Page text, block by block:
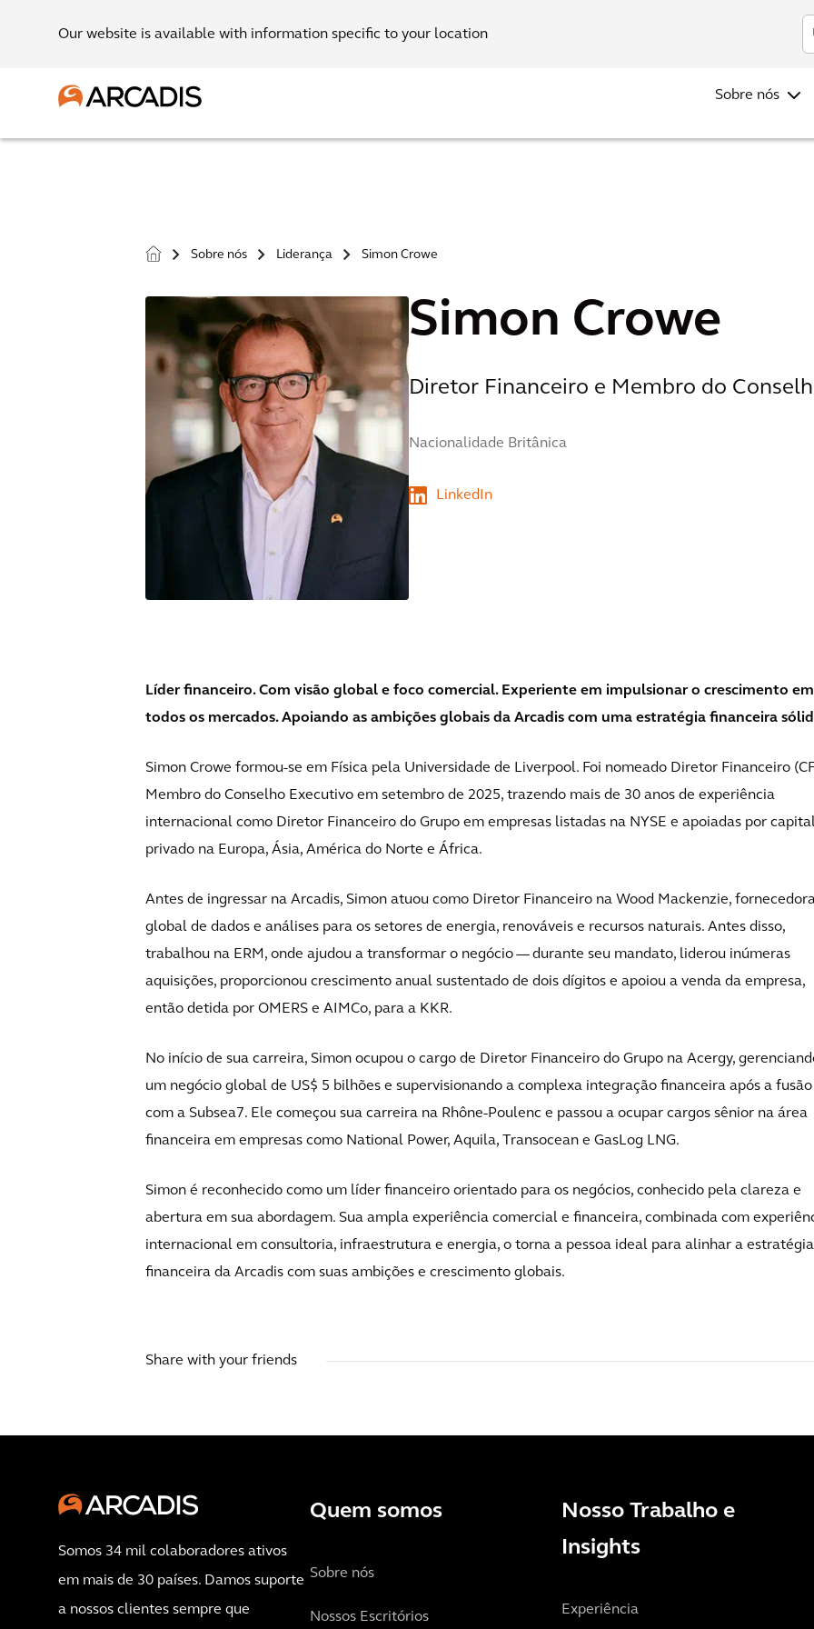
Our website is available with information specific to your location
Sobre nós
> Sobre nós > Liderança > Simon Crowe
Simon Crowe
Diretor Financeiro e Membro do
Nacionalidade Britânica
Líder financeiro. Com visão global e foco comercial. Experiente em impulsionar o crescimento em
todos os mercados. Apoiando as ambições globais da Arcadis com uma estratégia financeira
Simon Crowe formou-se em Física pela Universidade de Liverpool. Foi nomeado Diretor Financeiro
Membro do Conselho Executivo em setembro de 2025, trazendo mais de 30 anos de experiência
internacional como Diretor Financeiro do Grupo em empresas listadas na NYSE e apoiadas por
privado na Europa, Ásia, América do Norte e África.
Antes de ingressar na Arcadis, Simon atuou como Diretor Financeiro na Wood Mackenzie,
global de dados e análises para os setores de energia, renováveis e recursos naturais. Antes disso,
trabalhou na ERM, onde ajudou a transformar o negócio — durante seu mandato, liderou inúmeras
aquisições, proporcionou crescimento anual sustentado de dois dígitos e apoiou a venda da empresa,
então detida por OMERS e AIMCo, para a KKR.
No início de sua carreira, Simon ocupou o cargo de Diretor Financeiro do Grupo na Acergy,
um negócio global de US$ 5 bilhões e supervisionando a complexa integração financeira após a fusão
com a Subsea7. Ele começou sua carreira na Rhône-Poulenc e passou a ocupar cargos sênior na área
financeira em empresas como National Power, Aquila, Transocean e GasLog LNG.
Simon é reconhecido como um líder financeiro orientado para os negócios, conhecido pela clareza e
abertura em sua abordagem. Sua ampla experiência comercial e financeira, combinada com
internacional em consultoria, infraestrutura e energia, o torna a pessoa ideal para alinhar a estratégia
financeira da Arcadis com suas ambições e crescimento globais.
Share with your friends
Somos 34 mil colaboradores ativos
em mais de 30 países. Damos suporte
a nossos clientes sempre que
Quem somos
Sobre nós
Nossos Escritórios
Nosso Trabalho e
Insights
Experiência